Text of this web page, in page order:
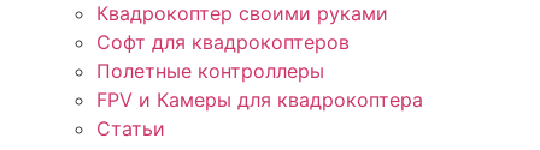
Квадрокоптер своими руками
Софт для квадрокоптеров
Полетные контроллеры
FPV и Камеры для квадрокоптера
Статьи